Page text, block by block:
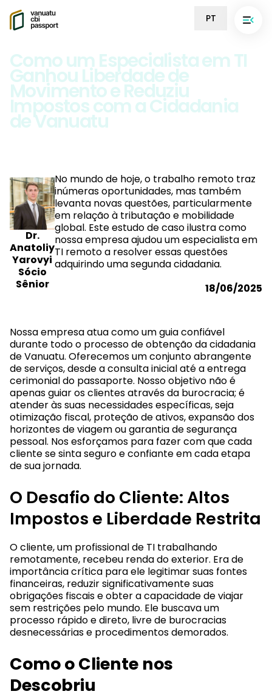
PT
Como um Especialista em TI
Ganhou Liberdade de
Movimento e Reduziu
Impostos com a Cidadania
de Vanuatu
Dr.
Anatoliy
Yarovyi
Sócio
Sênior
No mundo de hoje, o trabalho remoto traz
inúmeras oportunidades, mas também
levanta novas questões, particularmente
em relação à tributação e mobilidade
global. Este estudo de caso ilustra como
nossa empresa ajudou um especialista em
TI remoto a resolver essas questões
adquirindo uma segunda cidadania.
18/06/2025
Nossa empresa atua como um guia confiável
durante todo o processo de obtenção da cidadania
de Vanuatu. Oferecemos um conjunto abrangente
de serviços, desde a consulta inicial até a entrega
cerimonial do passaporte. Nosso objetivo não é
apenas guiar os clientes através da burocracia; é
atender às suas necessidades específicas, seja
otimização fiscal, proteção de ativos, expansão dos
horizontes de viagem ou garantia de segurança
pessoal. Nos esforçamos para fazer com que cada
cliente se sinta seguro e confiante em cada etapa
de sua jornada.
O Desafio do Cliente: Altos
Impostos e Liberdade Restrita
O cliente, um profissional de TI trabalhando
remotamente, recebeu renda do exterior. Era de
importância crítica para ele legitimar suas fontes
financeiras, reduzir significativamente suas
obrigações fiscais e obter a capacidade de viajar
sem restrições pelo mundo. Ele buscava um
processo rápido e direto, livre de burocracias
desnecessárias e procedimentos demorados.
Como o Cliente nos
Descobriu